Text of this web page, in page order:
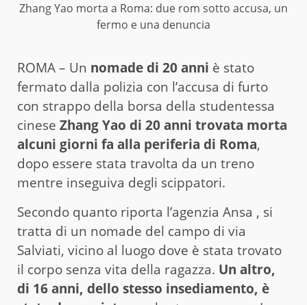
Zhang Yao morta a Roma: due rom sotto accusa, un
fermo e una denuncia
ROMA – Un nomade di 20 anni è stato
fermato dalla polizia con l’accusa di furto
con strappo della borsa della studentessa
cinese Zhang Yao di 20 anni trovata morta
alcuni giorni fa alla periferia di Roma,
dopo essere stata travolta da un treno
mentre inseguiva degli scippatori.
Secondo quanto riporta l’agenzia Ansa , si
tratta di un nomade del campo di via
Salviati, vicino al luogo dove è stata trovato
il corpo senza vita della ragazza. Un altro,
di 16 anni, dello stesso insediamento, è